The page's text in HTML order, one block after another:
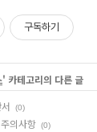
구독하기
' 카테고리의 다른 글
(0)
의사항 (0)